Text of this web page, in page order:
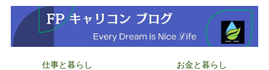
仕事と暮らし お金と暮らし